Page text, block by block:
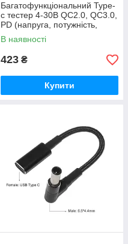
Багатофункціональний Type-
c тестер 4-30В QC2.0, QC3.0,
PD (напруга, потужність,
ємність, таймер)
В наявності
423 ₴
Купити